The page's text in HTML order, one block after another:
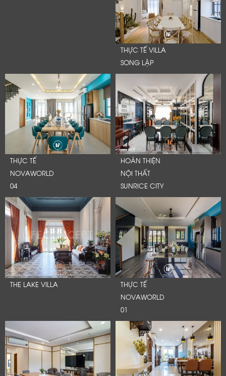
THỰC TẾ VILLA
SONG LẬP
THỰC TẾ
NOVAWORLD
04
HOÀN THIỆN
NỘI THẤT
SUNRICE CITY
THE LAKE VILLA
THỰC TẾ
NOVAWORLD
01